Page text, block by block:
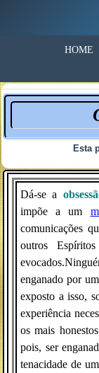
HOME
Esta
Dá-se a
impõe a um
comunicações
outros
enganado por
exposto a isso,
experiência
os mais
pois, ser
tenacidade de